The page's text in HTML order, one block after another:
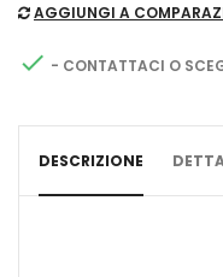
AGGIUNGI A
 - CONTATTACI O
DESCRIZIONE